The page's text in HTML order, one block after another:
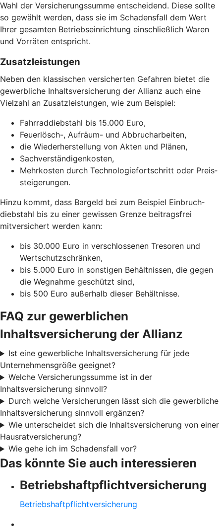
Wahl der Versicherungs­summe entscheidend. Diese sollte
so gewählt werden, dass sie im Schadensfall dem Wert
Ihrer gesamten Betriebs­einrichtung einschließlich Waren
und Vorräten entspricht.
Zusatz­leistungen
Neben den klassischen versicherten Gefahren bietet die
gewerbliche Inhaltsversicherung der Allianz auch eine
Vielzahl an Zusatz­leistungen, wie zum Beispiel:
Fahrraddiebstahl bis 15.000 Euro,
Feuerlösch-, Aufräum- und Abbrucharbeiten,
die Wiederherstellung von Akten und Plänen,
Sachverständigenkosten,
Mehrkosten durch Technologie­fortschritt oder Preis­
steigerungen.
Hinzu kommt, dass Bargeld bei zum Beispiel Einbruch­
diebstahl bis zu einer gewissen Grenze beitragsfrei
mitversichert werden kann:
bis 30.000 Euro in verschlossenen Tresoren und
Wertschutzschränken,
bis 5.000 Euro in sonstigen Behältnissen, die gegen
die Wegnahme geschützt sind,
bis 500 Euro außerhalb dieser Behältnisse.
FAQ zur gewerblichen
Inhaltsversicherung der Allianz
Ist eine gewerbliche Inhaltsversicherung für jede
Unternehmensgröße geeignet?
Welche Versicherungssumme ist in der
Inhaltsversicherung sinnvoll?
Durch welche Versicherungen lässt sich die gewerbliche
Inhaltsversicherung sinnvoll ergänzen?
Wie unterscheidet sich die Inhaltsversicherung von einer
Hausratversicherung?
Wie gehe ich im Schadensfall vor?
Das könnte Sie auch interessieren
Betriebshaftpflichtversicherung
Betriebshaftpflichtversicherung